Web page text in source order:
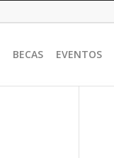
BECAS EVENTOS